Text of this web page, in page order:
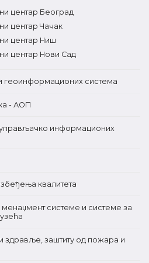
центар Београд
центар Чачак
центар Ниш
центар Нови Сад
система
- АОП
информационих
квалитета
системе и системе за
заштиту од пожара и